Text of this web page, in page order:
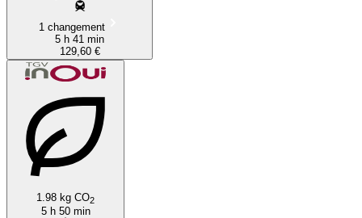
1 changement
5 h 41 min
129,60 €
1.98 kg CO2
5 h 50 min